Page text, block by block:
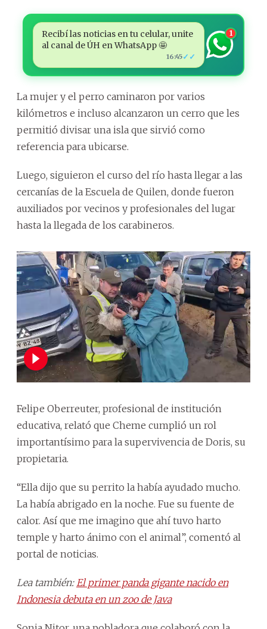
Recibí las noticias en tu celular, unite
al canal de ÚH en WhatsApp 🤩
16:45✓✓
1
La mujer y el perro caminaron por varios
kilómetros e incluso alcanzaron un cerro que les
permitió divisar una isla que sirvió como
referencia para ubicarse.
Luego, siguieron el curso del río hasta llegar a las
cercanías de la Escuela de Quilen, donde fueron
auxiliados por vecinos y profesionales del lugar
hasta la llegada de los carabineros.
Felipe Oberreuter, profesional de institución
educativa, relató que Cheme cumplió un rol
importantísimo para la supervivencia de Doris, su
propietaria.
“Ella dijo que su perrito la había ayudado mucho.
La había abrigado en la noche. Fue su fuente de
calor. Así que me imagino que ahí tuvo harto
temple y harto ánimo con el animal”, comentó al
portal de noticias.
Lea también:El primer panda gigante nacido en
Indonesia debuta en un zoo de Java